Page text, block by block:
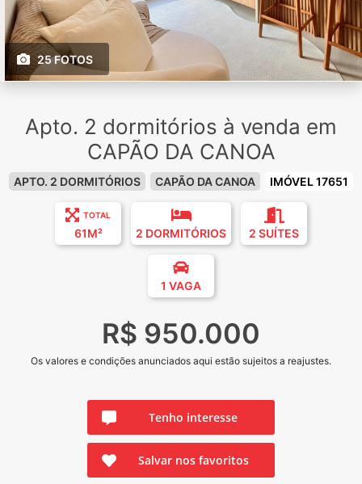
25 FOTOS
Apto. 2 dormitórios à venda em
CAPÃO DA CANOA
APTO. 2 DORMITÓRIOS CAPÃO DA CANOA IMÓVEL 17651
TOTAL
61M² 2 DORMITÓRIOS 2 SUÍTES
1 VAGA
R$ 950.000
Os valores e condições anunciados aqui estão sujeitos a reajustes.
Tenho interesse
Salvar nos favoritos